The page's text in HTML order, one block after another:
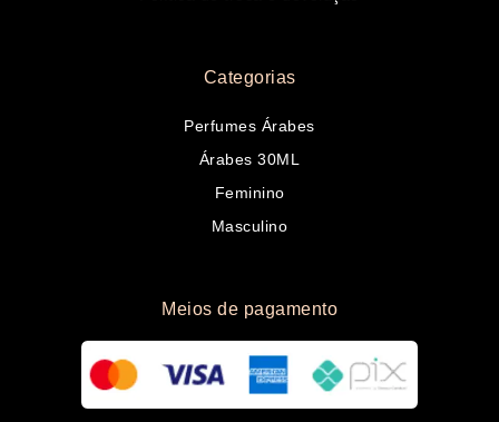
Categorias
Perfumes Árabes
Árabes 30ML
Feminino
Masculino
Meios de pagamento